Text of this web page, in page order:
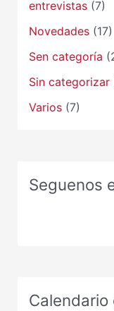
entrevistas(7)
Novedades(17)
Sen categoría
Sin categorizar
Varios(7)
Seguenos